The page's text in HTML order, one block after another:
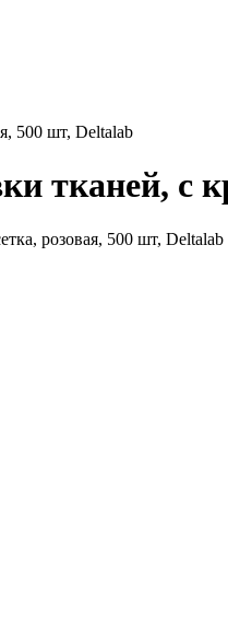
500 шт, Deltalab
тканей, с